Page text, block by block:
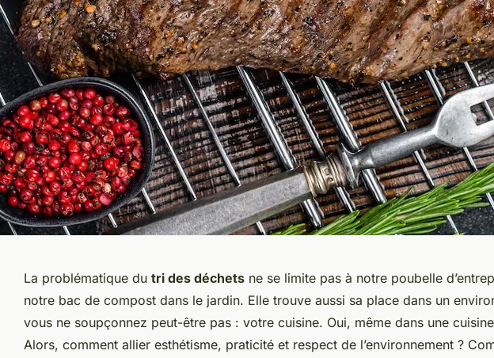
La problématique du tri des déchets ne se limite pas à notre poubelle
notre bac de compost dans le jardin. Elle trouve aussi sa place dans un
vous ne soupçonnez peut-être pas : votre cuisine. Oui, même dans une
Alors, comment allier esthétisme, praticité et respect de l’environnement ?